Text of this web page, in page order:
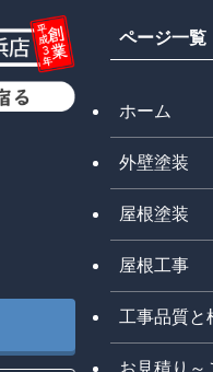
ページ一覧
ホーム
外壁塗装
屋根塗装
屋根工事
工事品質と
お見積り～